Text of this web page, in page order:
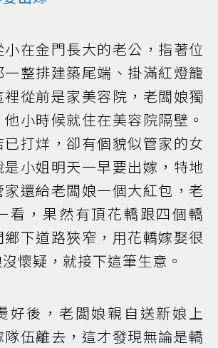
在金門長大的老公，指著位
整排建築尾端、掛滿紅燈籠
從前是家美容院，老闆娘獨
小時候就住在美容院隔壁。
打烊，卻有個貌似管家的女
是小姐明天一早要出嫁，特地
還給老闆娘一個大紅包，老
看，果然有頂花轎跟四個轎
下道路狹窄，用花轎嫁娶很
懷疑，就接下這筆生意。
好後，老闆娘親自送新娘上
伍離去，這才發現無論是轎